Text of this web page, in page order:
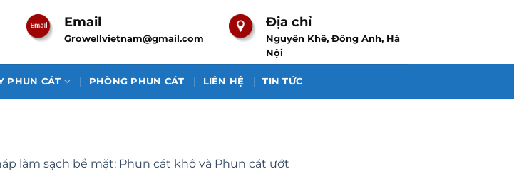
Email
Growellvietnam@gmail.com
Địa chỉ
Nguyên Khê, Đông Anh, Hà
Nội
PHUN CÁT PHÒNG PHUN CÁT LIÊN HỆ TIN TỨC
làm sạch bề mặt: Phun cát khô và Phun cát ướt